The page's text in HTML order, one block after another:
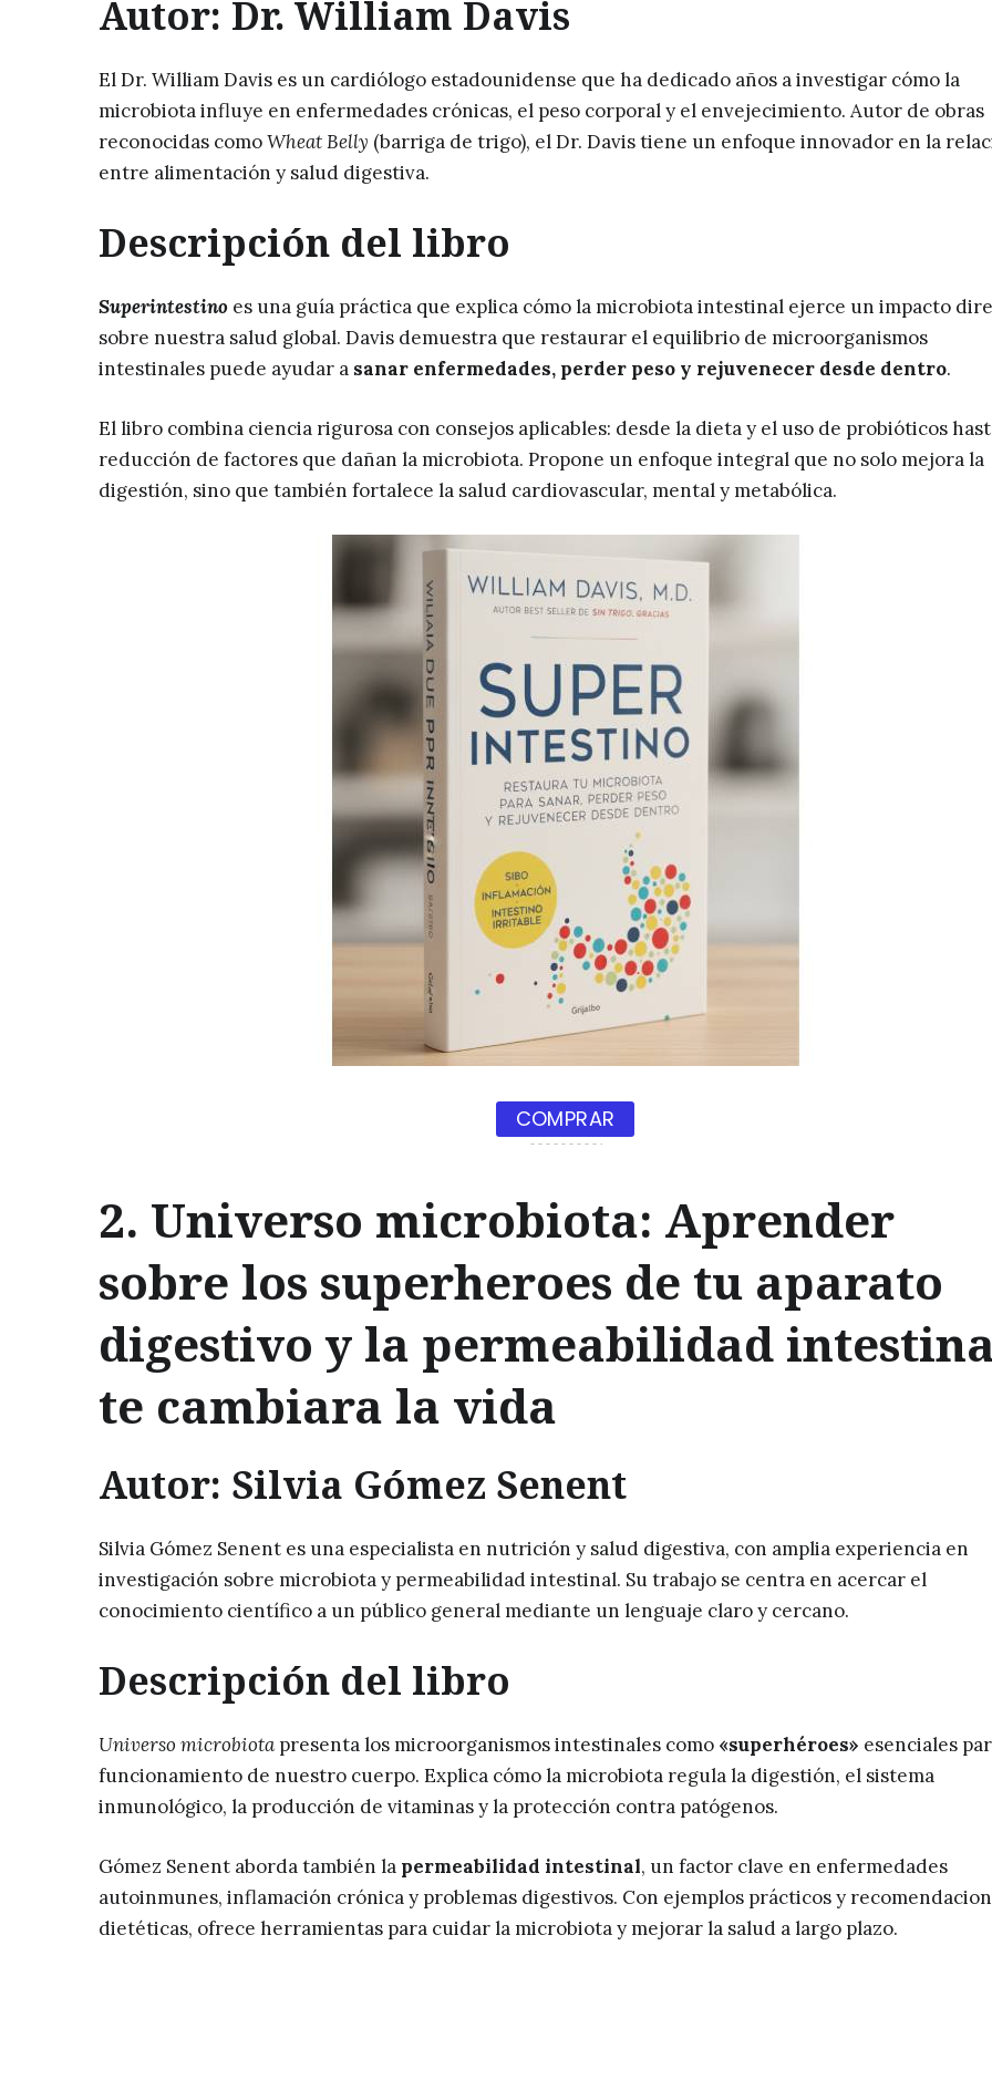
Autor: Dr. William Davis
El Dr. William Davis es un cardiólogo estadounidense que ha dedicado años a investigar cómo la
microbiota influye en enfermedades crónicas, el peso corporal y el envejecimiento. Autor de obras
reconocidas comoWheat Belly (barriga de trigo), el Dr. Davis tiene un enfoque innovador en la
entre alimentación y salud digestiva.
Descripción del libro
Superintestino es una guía práctica que explica cómo la microbiota intestinal ejerce un impacto
sobre nuestra salud global. Davis demuestra que restaurar el equilibrio de microorganismos
intestinales puede ayudar a sanar enfermedades, perder peso y rejuvenecer desde dentro.
El libro combina ciencia rigurosa con consejos aplicables: desde la dieta y el uso de probióticos
reducción de factores que dañan la microbiota. Propone un enfoque integral que no solo mejora la
digestión, sino que también fortalece la salud cardiovascular, mental y metabólica.
COMPRAR
2. Universo microbiota: Aprender
sobre los superheroes de tu aparato
digestivo y la permeabilidad
te cambiara la vida
Autor: Silvia Gómez Senent
Silvia Gómez Senent es una especialista en nutrición y salud digestiva, con amplia experiencia en
investigación sobre microbiota y permeabilidad intestinal. Su trabajo se centra en acercar el
conocimiento científico a un público general mediante un lenguaje claro y cercano.
Descripción del libro
Universo microbiota presenta los microorganismos intestinales como «superhéroes» esenciales
funcionamiento de nuestro cuerpo. Explica cómo la microbiota regula la digestión, el sistema
inmunológico, la producción de vitaminas y la protección contra patógenos.
Gómez Senent aborda también la permeabilidad intestinal, un factor clave en enfermedades
autoinmunes, inflamación crónica y problemas digestivos. Con ejemplos prácticos y
dietéticas, ofrece herramientas para cuidar la microbiota y mejorar la salud a largo plazo.